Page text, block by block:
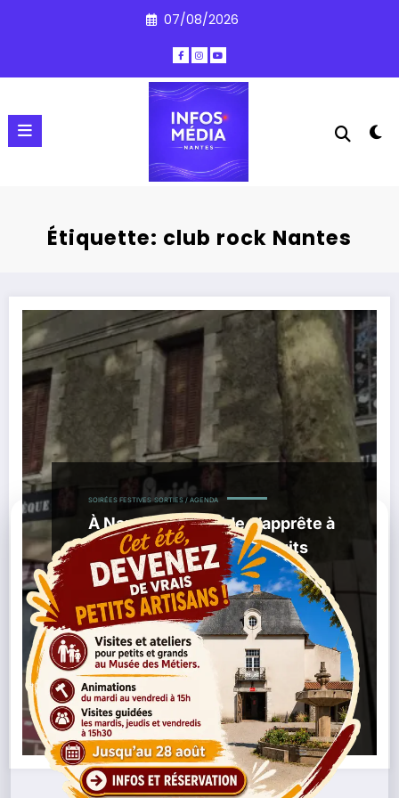
07/08/2026
Étiquette: club rock Nantes
SOIRÉES FESTIVES SORTIES / AGENDA
À Nantes, Le Floride s’apprête à
fermer après 47 ans de nuits
rock
02/06/2026 Club Rock Nantes,Culture
Nantaise,Fermeture Le Floride, Hangar À Bananes
Île De
Nantes
Le Floride Nantes,Sortie Nantes,Vie Nocturne
Nantes
Lire la suite